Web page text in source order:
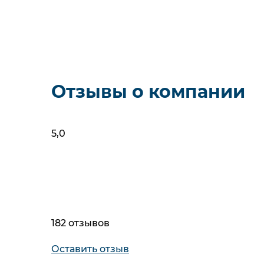
Отзывы о компании
5,0
182 отзывов
Оставить отзыв